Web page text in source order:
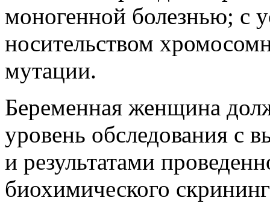
моногенной болезнью; с
носительством
мутации.
Беременная женщина
уровень обследования с
и результатами
биохимического